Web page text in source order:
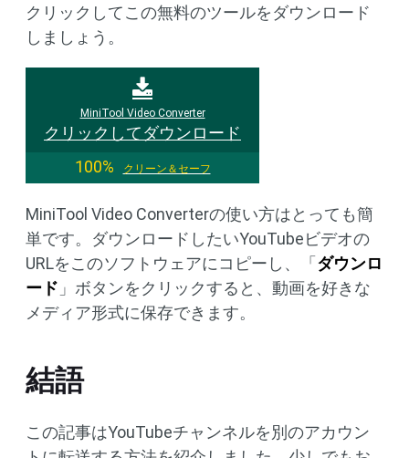
クリックしてこの無料のツールをダウンロード
しましょう。
MiniTool Video Converter
クリックしてダウンロード
100%
クリーン＆セーフ
MiniTool Video Converterの使い方はとっても簡
単です。ダウンロードしたいYouTubeビデオの
URLをこのソフトウェアにコピーし、「 ダウンロ
ード 」ボタンをクリックすると、動画を好きな
メディア形式に保存できます。
結語
この記事はYouTubeチャンネルを別のアカウン